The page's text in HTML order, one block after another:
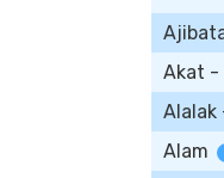
Akat -
Alalak
Alam